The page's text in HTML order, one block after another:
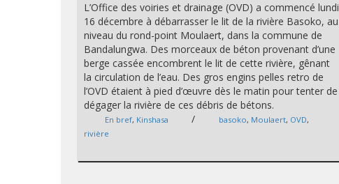
L’Office des voiries et drainage (OVD) a commencé lundi
16 décembre à débarrasser le lit de la rivière Basoko, au
niveau du rond-point Moulaert, dans la commune de
Bandalungwa. Des morceaux de béton provenant d’une
berge cassée encombrent le lit de cette rivière, gênant
la circulation de l’eau. Des gros engins pelles retro de
l’OVD étaient à pied d’œuvre dès le matin pour tenter de
dégager la rivière de ces débris de bétons.
En bref, Kinshasa / basoko, Moulaert, OVD,
rivière